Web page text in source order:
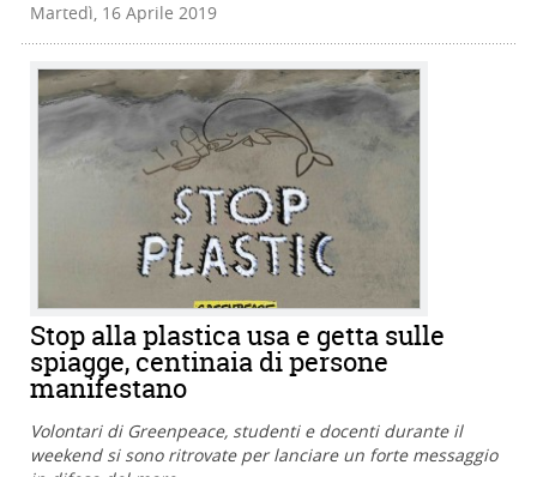
Martedì, 16 Aprile 2019
Stop alla plastica usa e getta sulle
spiagge, centinaia di persone
manifestano
Volontari di Greenpeace, studenti e docenti durante il
weekend si sono ritrovate per lanciare un forte messaggio